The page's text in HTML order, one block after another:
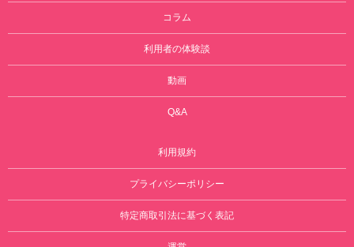
コラム
利用者の体験談
動画
Q&A
利用規約
プライバシーポリシー
特定商取引法に基づく表記